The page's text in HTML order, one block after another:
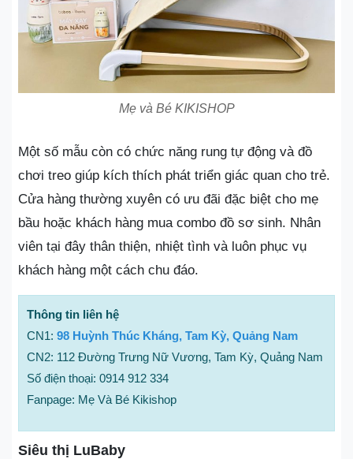
Mẹ và Bé KIKISHOP
Một số mẫu còn có chức năng rung tự động và đồ
chơi treo giúp kích thích phát triển giác quan cho trẻ.
Cửa hàng thường xuyên có ưu đãi đặc biệt cho mẹ
bầu hoặc khách hàng mua combo đồ sơ sinh. Nhân
viên tại đây thân thiện, nhiệt tình và luôn phục vụ
khách hàng một cách chu đáo.
Thông tin liên hệ
CN1: 98 Huỳnh Thúc Kháng, Tam Kỳ, Quảng Nam
CN2: 112 Đường Trưng Nữ Vương, Tam Kỳ, Quảng Nam
Số điện thoại: 0914 912 334
Fanpage: Mẹ Và Bé Kikishop
Siêu thị LuBaby